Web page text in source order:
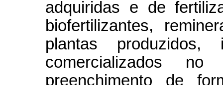
adquiridas e de
biofertilizantes,
plantas produzidos,
comercializados
preenchimento de